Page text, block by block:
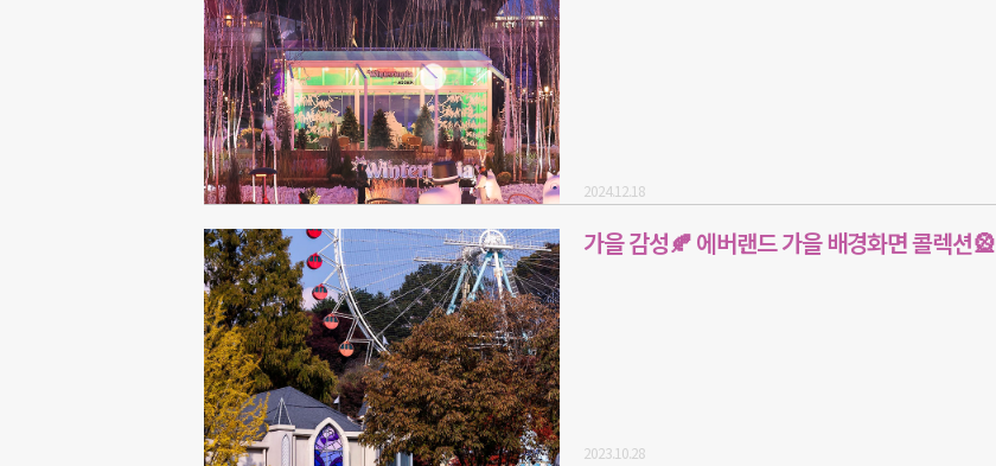
2024.12.18
가을 감성🍂 에버랜드 가을 배경화면 콜렉션🎡
2023.10.28